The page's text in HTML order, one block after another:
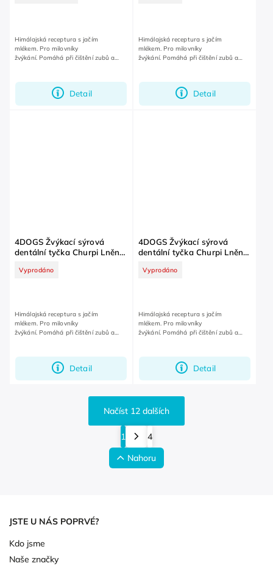
Detail
Himálajská receptura s jačím
mlékem. Pro milovníky
žvýkání. Pomáhá při čištění zubů a
Detail
Himálajská receptura s jačím
mlékem. Pro milovníky
žvýkání. Pomáhá při čištění zubů a
4DOGS Žvýkací sýrová
dentální tyčka Churpi Lněné
Vyprodáno
Detail
Himálajská receptura s jačím
mlékem. Pro milovníky
žvýkání. Pomáhá při čištění zubů a
4DOGS Žvýkací sýrová
dentální tyčka Churpi Lněné
Vyprodáno
Detail
Himálajská receptura s jačím
mlékem. Pro milovníky
žvýkání. Pomáhá při čištění zubů a
Načíst 12 dalších
1
4
Nahoru
JSTE U NÁS POPRVÉ?
Kdo jsme
Naše značky